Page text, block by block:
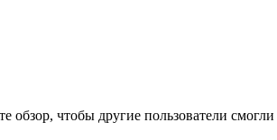
обзор, чтобы другие пользователи